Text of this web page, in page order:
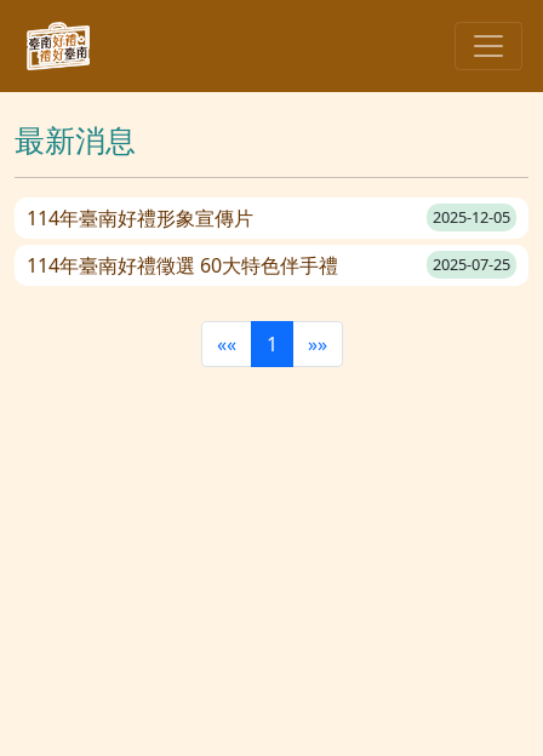
最新消息
114年臺南好禮形象宣傳片 2025-12-05
114年臺南好禮徵選 60大特色伴手禮 2025-07-25
«« 1 »»